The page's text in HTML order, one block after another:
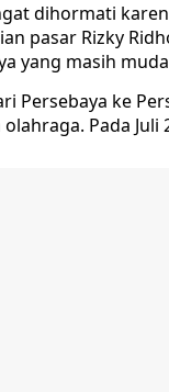
dihormati
pasar Rizky
yang masih
Persebaya ke
Pada Juli